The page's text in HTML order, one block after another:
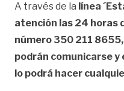
A través de la línea
atención las 24 horas
número 350 211
podrán comunicarse
lo podrá hacer